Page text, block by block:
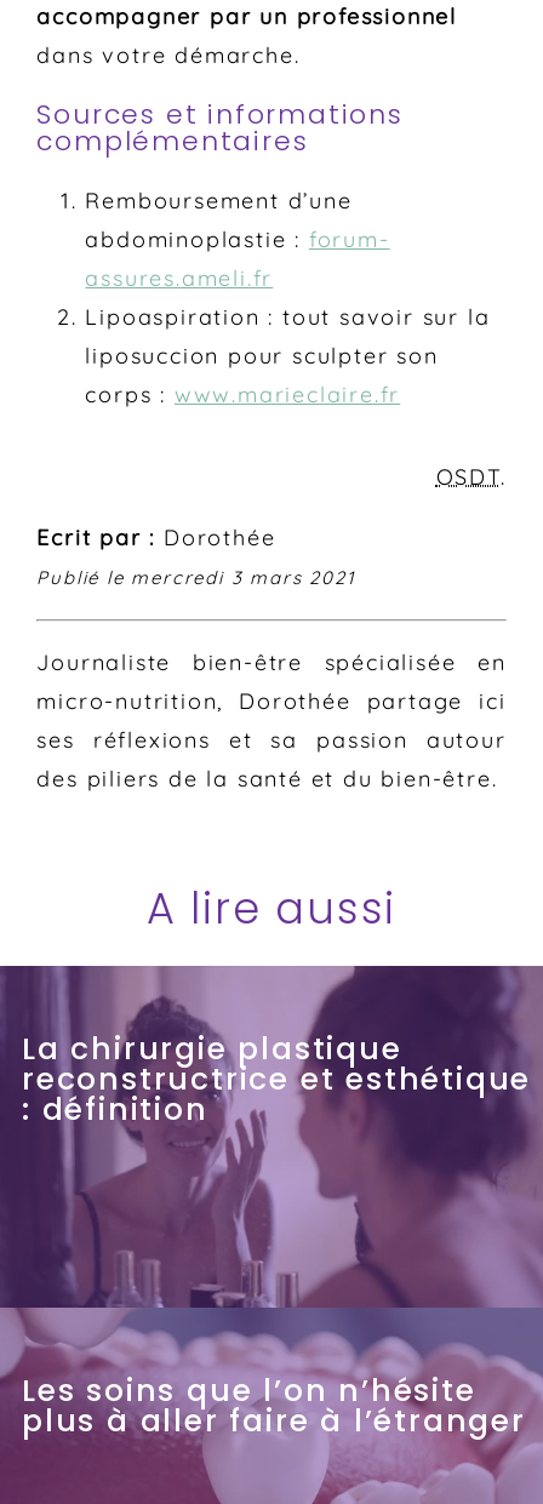
accompagner par un professionnel
dans votre démarche.
Sources et informations
complémentaires
Remboursement d’une
abdominoplastie : forum-
assures.ameli.fr
Lipoaspiration : tout savoir sur la
liposuccion pour sculpter son
corps : www.marieclaire.fr
OSDT.
Ecrit par : Dorothée
Publié le mercredi 3 mars 2021
Journaliste bien-être spécialisée en
micro-nutrition, Dorothée partage ici
ses réflexions et sa passion autour
des piliers de la santé et du bien-être.
A lire aussi
La chirurgie plastique
reconstructrice et esthétique
: définition
Les soins que l’on n’hésite
plus à aller faire à l’étranger